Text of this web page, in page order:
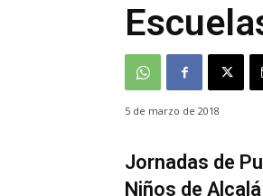
5 de marzo de 2018
Jornadas de
Niños de